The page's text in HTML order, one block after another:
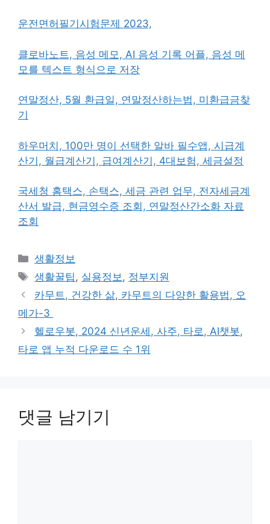
운전면허필기시험문제 2023,
클로바노트, 음성 메모, AI 음성 기록 어플, 음성 메
모를 텍스트 형식으로 저장
연말정산, 5월 환급일, 연말정산하는법, 미환급금찾
기
하우머치, 100만 명이 선택한 알바 필수앱, 시급계
산기, 월급계산기, 급여계산기, 4대보험, 세금설정
국세청 홈택스, 손택스, 세금 관련 업무, 전자세금계
산서 발급, 현금영수증 조회, 연말정산간소화 자료
조회
카
테
리
생활정보
태
그
생활꿀팁, 실용정보, 정부지원
카무트, 건강한 삶, 카무트의 다양한 활용법, 오
메가-3
헬로우봇, 2024 신년운세, 사주, 타로, AI챗봇,
타로 앱 누적 다운로드 수 1위
댓글 남기기